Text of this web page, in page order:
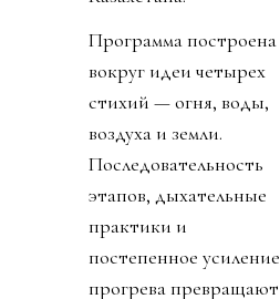
Программа построена
вокруг идеи четырех
стихий — огня, воды,
воздуха и земли.
Последовательность
этапов, дыхательные
практики и
постепенное усиление
прогрева превращают